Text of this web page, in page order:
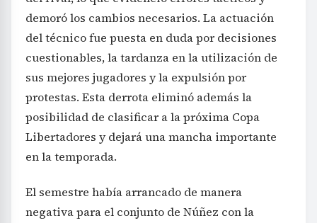
demoró los cambios necesarios. La actuación
del técnico fue puesta en duda por decisiones
cuestionables, la tardanza en la utilización de
sus mejores jugadores y la expulsión por
protestas. Esta derrota eliminó además la
posibilidad de clasificar a la próxima Copa
Libertadores y dejará una mancha importante
en la temporada.
El semestre había arrancado de manera
negativa para el conjunto de Núñez con la